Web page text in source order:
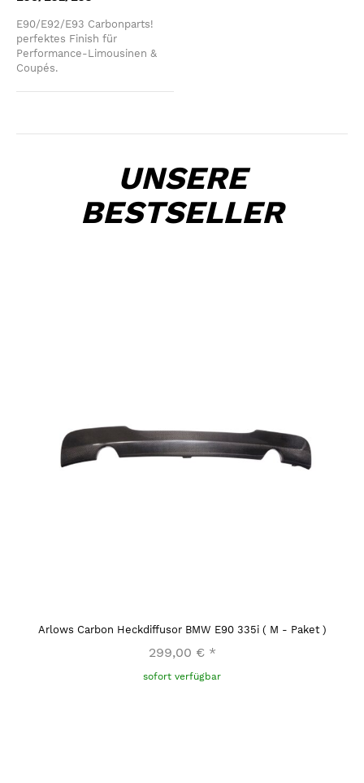
E90/E92/E93 Carbonparts!
perfektes Finish für
Performance-Limousinen &
Coupés.
UNSERE
BESTSELLER
Arlows Carbon Heckdiffusor BMW E90 335i ( M - Paket )
299,00 € *
sofort verfügbar